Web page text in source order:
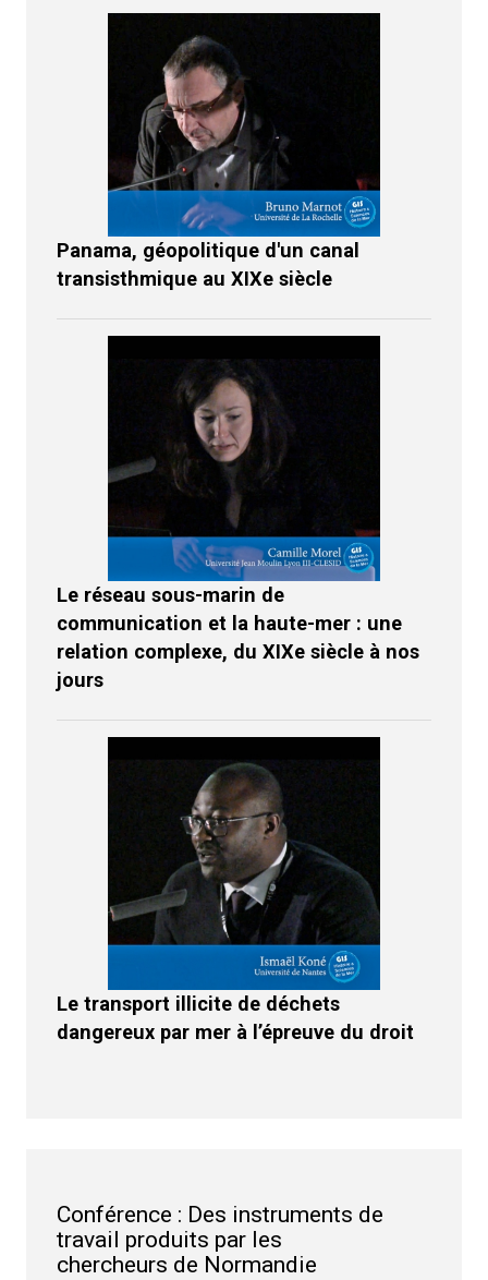
Panama, géopolitique d'un canal
transisthmique au XIXe siècle
Le réseau sous-marin de
communication et la haute-mer : une
relation complexe, du XIXe siècle à nos
jours
Le transport illicite de déchets
dangereux par mer à l’épreuve du droit
Conférence : Des instruments de
travail produits par les
chercheurs de Normandie